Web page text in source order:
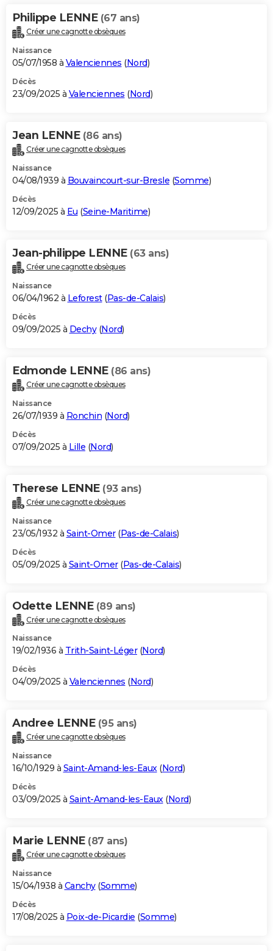
Philippe LENNE (67 ans)
Créer une cagnotte obsèques
Naissance
05/07/1958 à Valenciennes (Nord)
Décès
23/09/2025 à Valenciennes (Nord)
Jean LENNE (86 ans)
Créer une cagnotte obsèques
Naissance
04/08/1939 à Bouvaincourt-sur-Bresle (Somme)
Décès
12/09/2025 à Eu (Seine-Maritime)
Jean-philippe LENNE (63 ans)
Créer une cagnotte obsèques
Naissance
06/04/1962 à Leforest(Pas-de-Calais)
Décès
09/09/2025 à Dechy(Nord)
Edmonde LENNE (86 ans)
Créer une cagnotte obsèques
Naissance
26/07/1939 à Ronchin (Nord)
Décès
07/09/2025 à Lille (Nord)
Therese LENNE (93 ans)
Créer une cagnotte obsèques
Naissance
23/05/1932 à Saint-Omer(Pas-de-Calais)
Décès
05/09/2025 à Saint-Omer(Pas-de-Calais)
Odette LENNE (89 ans)
Créer une cagnotte obsèques
Naissance
19/02/1936 à Trith-Saint-Léger(Nord)
Décès
04/09/2025 à Valenciennes (Nord)
Andree LENNE (95 ans)
Créer une cagnotte obsèques
Naissance
16/10/1929 à Saint-Amand-les-Eaux(Nord)
Décès
03/09/2025 à Saint-Amand-les-Eaux(Nord)
Marie LENNE (87 ans)
Créer une cagnotte obsèques
Naissance
15/04/1938 à Canchy(Somme)
Décès
17/08/2025 à Poix-de-Picardie (Somme)